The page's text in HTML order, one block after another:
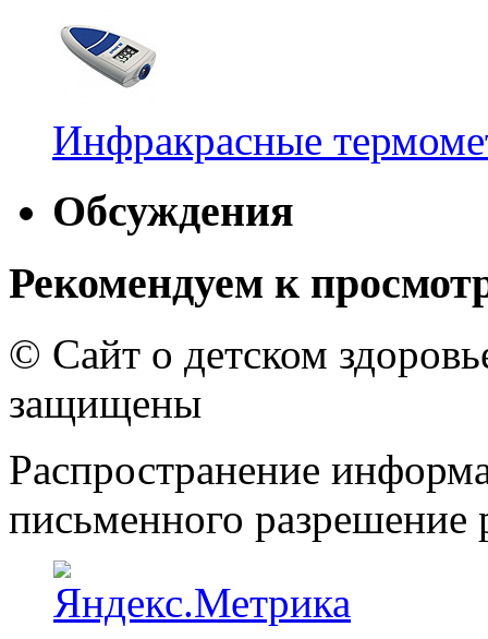
Инфракрасные
Обсуждения
Рекомендуем к
© Сайт о детском
защищены
Распространение
письменного разрешение